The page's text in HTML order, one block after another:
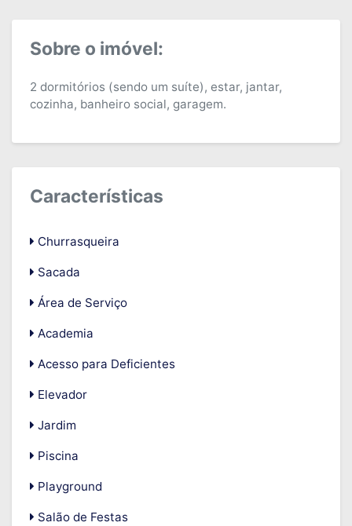
Sobre o imóvel:
2 dormitórios (sendo um suíte), estar, jantar,
cozinha, banheiro social, garagem.
Características
Churrasqueira
Sacada
Área de Serviço
Academia
Acesso para Deficientes
Elevador
Jardim
Piscina
Playground
Salão de Festas